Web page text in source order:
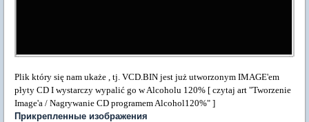
Plik który się nam ukaże , tj. VCD.BIN jest już utworzonym IMAGE'em
płyty CD I wystarczy wypalić go w Alcoholu 120% [ czytaj art "Tworzenie
Image'a / Nagrywanie CD programem Alcohol120%" ]
Прикрепленные изображения